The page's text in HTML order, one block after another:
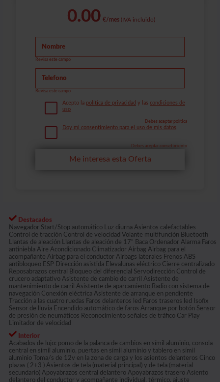
0.00 €/mes (IVA incluido)
Revisa este campo
Revisa este campo
Acepto la política de privacidad y las condiciones de
uso
Debes aceptar política
Doy mi consentimiento para el uso de mis datos
Debes aceptar consetimiento
Me interesa esta Oferta
Destacados
Navegador Start/Stop automático Luz diurna Asientos calefactables
Control de tracción Control de velocidad Volante multifunción Bluetooth
Llantas de aleación Llantas de aleación de 17" Baca Ordenador Alarma Faros
antiniebla Aire Acondicionado Climatizador Airbag Airbag para el
acompañante Airbag para el conductor Airbags laterales Frenos ABS
antibloqueo ESP Dirección asistida Elevalunas eléctrico Cierre centralizado
Reposabrazos central Bloqueo del diferencial Servodirección Control de
crucero adaptativo Asistente de cambio de carril Asistente de
mantenimiento de carril Asistente de aparcamiento Radio con sistema de
navegación Conexión eléctrica Asistente de arranque en pendiente
Tracción a las cuatro ruedas Faros delanteros led Faros traseros led Isofix
Sensor de lluvia Encendido automático de faros Arranque por botón Sensor
de presión de neumáticos Reconocimiento señales de tráfico Car Play
Limitador de velocidad
Interior
Acabados de lujo: pomo de la palanca de cambios en símil aluminio, consola
central en símil aluminio, puertas en símil aluminio y tablero en símil
aluminio Toma/s de 12v en la zona de carga y los asientos delanteros Cinco
plazas ( 2+3 ) Asientos de tela (material principal) y de tela (material
secundario) Apoyabrazos central delantero Apoyabrazos trasero Asiento
delantero del conductor y acompañante individual, térmico, ajuste